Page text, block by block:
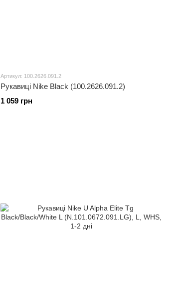
Артикул: 100.2626.091.2
Рукавиці Nike Black (100.2626.091.2)
1 059 грн